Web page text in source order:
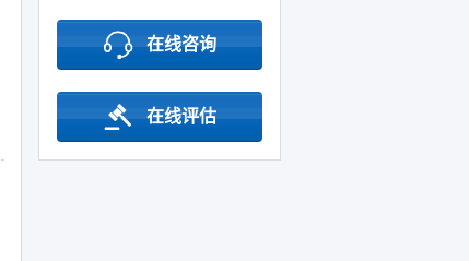
在线咨询
在线评估